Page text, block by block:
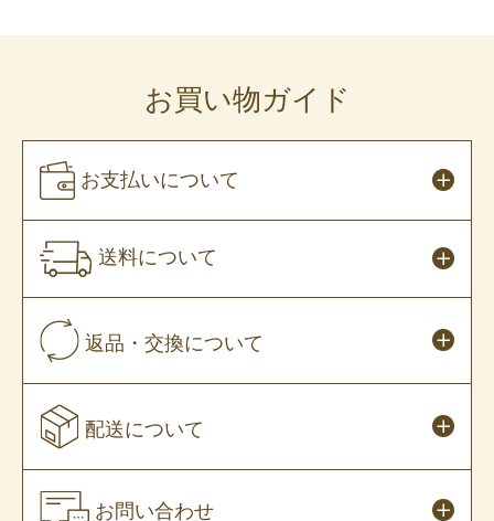
お買い物ガイド
お支払いについて
送料について
返品・交換について
配送について
お問い合わせ